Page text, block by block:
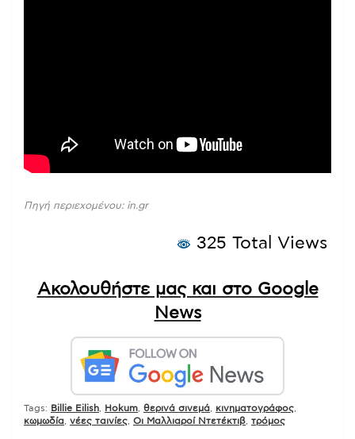
Πηγή περιεχομένου: in.gr
325 Total Views
Ακολουθήστε μας και στο Google
News
Tags: Billie Eilish Hokum θερινά σινεμά κινηματογράφος
κωμωδία νέες ταινίες Οι Μαλλιαροί Ντετέκτιβ τρόμος